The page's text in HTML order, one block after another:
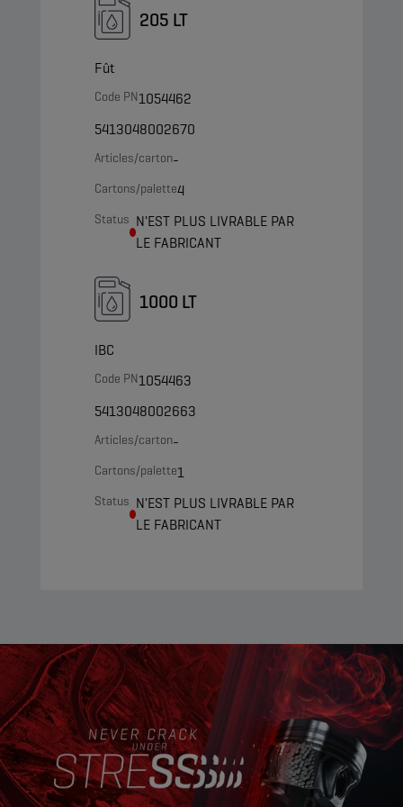
205 LT
Fût
Code PN1054462
5413048002670
Articles/carton-
Cartons/palette4
Status N'EST PLUS LIVRABLE PAR
LE FABRICANT
1000 LT
IBC
Code PN1054463
5413048002663
Articles/carton-
Cartons/palette1
Status N'EST PLUS LIVRABLE PAR
LE FABRICANT